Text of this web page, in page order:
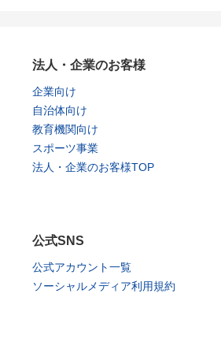
法人・企業のお客様
企業向け
自治体向け
教育機関向け
スポーツ事業
法人・企業のお客様TOP
公式SNS
公式アカウント一覧
ソーシャルメディア利用規約